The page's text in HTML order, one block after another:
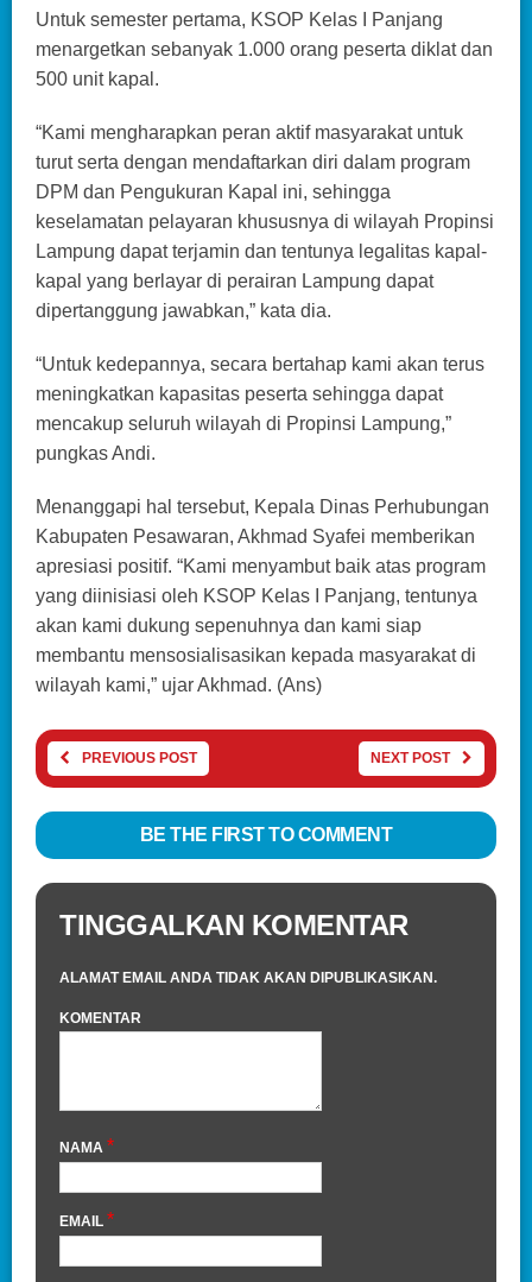
Untuk semester pertama, KSOP Kelas I Panjang
menargetkan sebanyak 1.000 orang peserta diklat dan
500 unit kapal.
“Kami mengharapkan peran aktif masyarakat untuk
turut serta dengan mendaftarkan diri dalam program
DPM dan Pengukuran Kapal ini, sehingga
keselamatan pelayaran khususnya di wilayah Propinsi
Lampung dapat terjamin dan tentunya legalitas kapal-
kapal yang berlayar di perairan Lampung dapat
dipertanggung jawabkan,” kata dia.
“Untuk kedepannya, secara bertahap kami akan terus
meningkatkan kapasitas peserta sehingga dapat
mencakup seluruh wilayah di Propinsi Lampung,”
pungkas Andi.
Menanggapi hal tersebut, Kepala Dinas Perhubungan
Kabupaten Pesawaran, Akhmad Syafei memberikan
apresiasi positif. “Kami menyambut baik atas program
yang diinisiasi oleh KSOP Kelas I Panjang, tentunya
akan kami dukung sepenuhnya dan kami siap
membantu mensosialisasikan kepada masyarakat di
wilayah kami,” ujar Akhmad. (Ans)
PREVIOUS POST NEXT POST
BE THE FIRST TO COMMENT
TINGGALKAN KOMENTAR
ALAMAT EMAIL ANDA TIDAK AKAN DIPUBLIKASIKAN.
KOMENTAR
NAMA *
EMAIL *